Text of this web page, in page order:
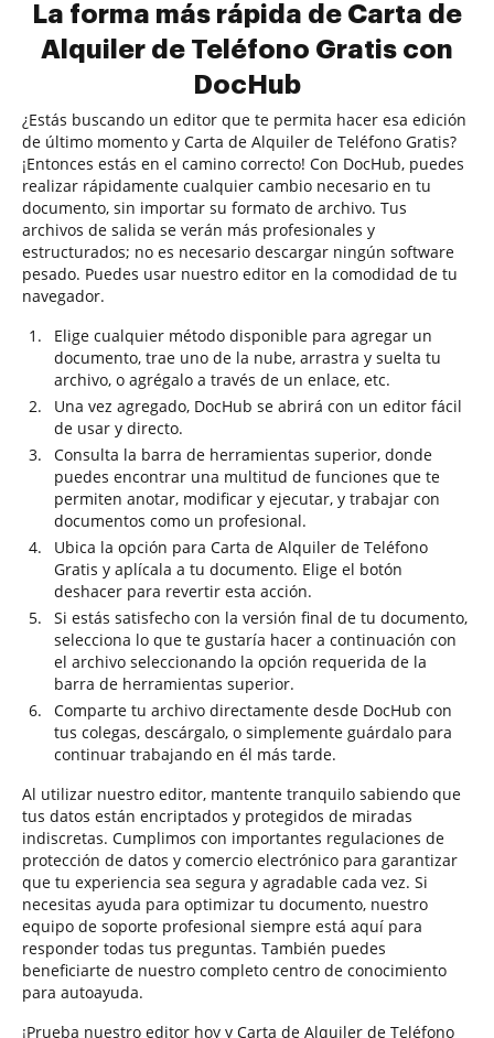
La forma más rápida de Carta de
Alquiler de Teléfono Gratis con
DocHub
¿Estás buscando un editor que te permita hacer esa edición
de último momento y Carta de Alquiler de Teléfono Gratis?
¡Entonces estás en el camino correcto! Con DocHub, puedes
realizar rápidamente cualquier cambio necesario en tu
documento, sin importar su formato de archivo. Tus
archivos de salida se verán más profesionales y
estructurados; no es necesario descargar ningún software
pesado. Puedes usar nuestro editor en la comodidad de tu
navegador.
Elige cualquier método disponible para agregar un
documento, trae uno de la nube, arrastra y suelta tu
archivo, o agrégalo a través de un enlace, etc.
Una vez agregado, DocHub se abrirá con un editor fácil
de usar y directo.
Consulta la barra de herramientas superior, donde
puedes encontrar una multitud de funciones que te
permiten anotar, modificar y ejecutar, y trabajar con
documentos como un profesional.
Ubica la opción para Carta de Alquiler de Teléfono
Gratis y aplícala a tu documento. Elige el botón
deshacer para revertir esta acción.
Si estás satisfecho con la versión final de tu documento,
selecciona lo que te gustaría hacer a continuación con
el archivo seleccionando la opción requerida de la
barra de herramientas superior.
Comparte tu archivo directamente desde DocHub con
tus colegas, descárgalo, o simplemente guárdalo para
continuar trabajando en él más tarde.
Al utilizar nuestro editor, mantente tranquilo sabiendo que
tus datos están encriptados y protegidos de miradas
indiscretas. Cumplimos con importantes regulaciones de
protección de datos y comercio electrónico para garantizar
que tu experiencia sea segura y agradable cada vez. Si
necesitas ayuda para optimizar tu documento, nuestro
equipo de soporte profesional siempre está aquí para
responder todas tus preguntas. También puedes
beneficiarte de nuestro completo centro de conocimiento
para autoayuda.
¡Prueba nuestro editor hoy y Carta de Alquiler de Teléfono